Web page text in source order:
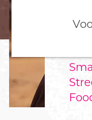
m
p
a
e